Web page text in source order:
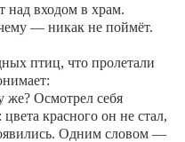
над входом в храм.
— никак не поймёт.
птиц, что пролетали
же? Осмотрел себя
красного он не стал,
Одним словом —